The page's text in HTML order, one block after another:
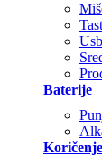
Usb
Baterije
Koričenje